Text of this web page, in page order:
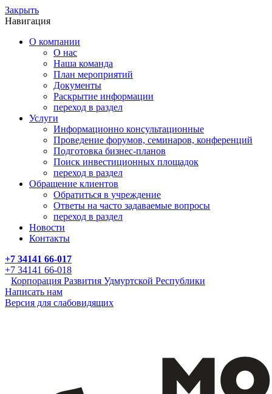
Закрыть
Навигация
О компании
О нас
Наша команда
План мероприятий
Документы
Раскрытие информации
переход в раздел
Услуги
Информационно консультационные
Проведение форумов, семинаров, конференций
Подготовка бизнес-планов
Поиск инвестиционных площадок
переход в раздел
Обращение клиентов
Обратиться в учреждение
Ответы на часто задаваемые вопросы
переход в раздел
Новости
Контакты
+7 34141 66-017
+7 34141 66-018
Корпорация Развития Удмуртской Республики
Написать нам
Версия для слабовидящих